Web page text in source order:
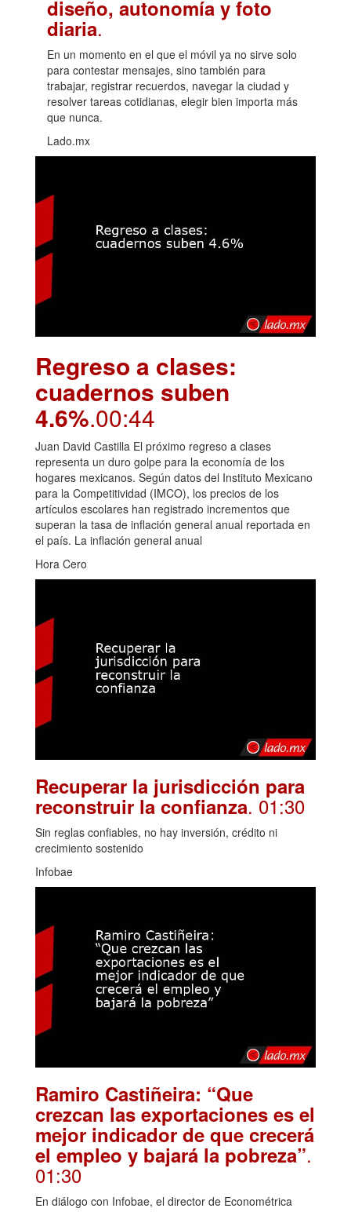
diseño, autonomía y foto
diaria.
En un momento en el que el móvil ya no sirve solo
para contestar mensajes, sino también para
trabajar, registrar recuerdos, navegar la ciudad y
resolver tareas cotidianas, elegir bien importa más
que nunca.
Lado.mx
Regreso a clases:
cuadernos suben
4.6%.00:44
Juan David Castilla El próximo regreso a clases
representa un duro golpe para la economía de los
hogares mexicanos. Según datos del Instituto Mexicano
para la Competitividad (IMCO), los precios de los
artículos escolares han registrado incrementos que
superan la tasa de inflación general anual reportada en
el país. La inflación general anual
Hora Cero
Recuperar la jurisdicción para
reconstruir la confianza. 01:30
Sin reglas confiables, no hay inversión, crédito ni
crecimiento sostenido
Infobae
Ramiro Castiñeira: “Que
crezcan las exportaciones es el
mejor indicador de que crecerá
el empleo y bajará la pobreza”.
01:30
En diálogo con Infobae, el director de Econométrica